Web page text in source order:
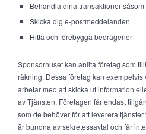
Behandla dina transaktioner
Skicka dig e-postmeddelanden
Hitta och förebygga bedrägerier
Sponsorhuset kan anlita företag som
räkning. Dessa företag kan
arbetar med att skicka ut information
av Tjänsten. Företagen får endast
som de behöver för att leverera
är bundna av sekretessavtal och får